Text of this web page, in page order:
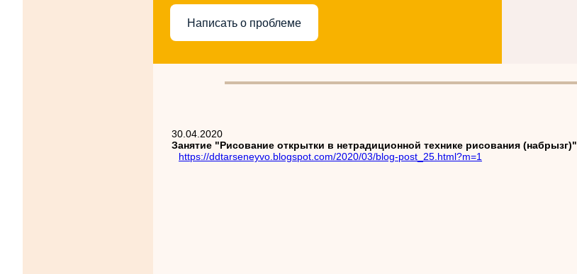
Написать о проблеме
30.04.2020
Занятие "Рисование открытки в нетрадиционной технике рисования (набрызг)"
https://ddtarseneyvo.blogspot.com/2020/03/blog-post_25.html?m=1